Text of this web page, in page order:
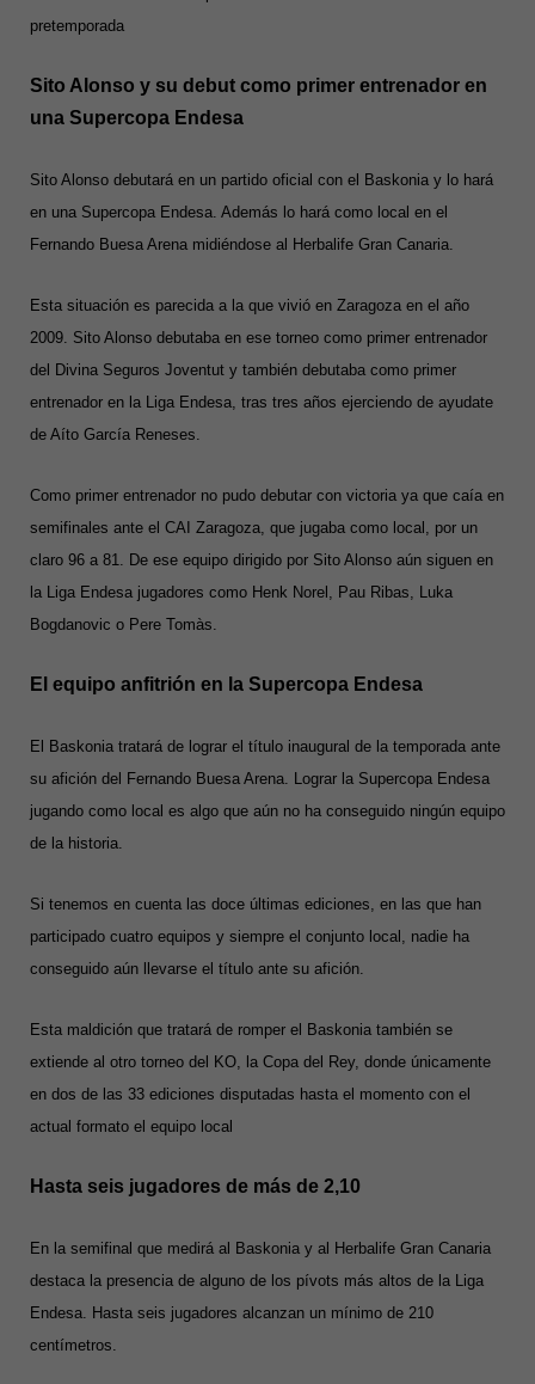
pretemporada
Sito Alonso y su debut como primer entrenador en
una Supercopa Endesa
Sito Alonso debutará en un partido oficial con el Baskonia y lo hará
en una Supercopa Endesa. Además lo hará como local en el
Fernando Buesa Arena midiéndose al Herbalife Gran Canaria.
Esta situación es parecida a la que vivió en Zaragoza en el año
2009. Sito Alonso debutaba en ese torneo como primer entrenador
del Divina Seguros Joventut y también debutaba como primer
entrenador en la Liga Endesa, tras tres años ejerciendo de ayudate
de Aíto García Reneses.
Como primer entrenador no pudo debutar con victoria ya que caía en
semifinales ante el CAI Zaragoza, que jugaba como local, por un
claro 96 a 81. De ese equipo dirigido por Sito Alonso aún siguen en
la Liga Endesa jugadores como Henk Norel, Pau Ribas, Luka
Bogdanovic o Pere Tomàs.
El equipo anfitrión en la Supercopa Endesa
El Baskonia tratará de lograr el título inaugural de la temporada ante
su afición del Fernando Buesa Arena. Lograr la Supercopa Endesa
jugando como local es algo que aún no ha conseguido ningún equipo
de la historia.
Si tenemos en cuenta las doce últimas ediciones, en las que han
participado cuatro equipos y siempre el conjunto local, nadie ha
conseguido aún llevarse el título ante su afición.
Esta maldición que tratará de romper el Baskonia también se
extiende al otro torneo del KO, la Copa del Rey, donde únicamente
en dos de las 33 ediciones disputadas hasta el momento con el
actual formato el equipo local
Hasta seis jugadores de más de 2,10
En la semifinal que medirá al Baskonia y al Herbalife Gran Canaria
destaca la presencia de alguno de los pívots más altos de la Liga
Endesa. Hasta seis jugadores alcanzan un mínimo de 210
centímetros.